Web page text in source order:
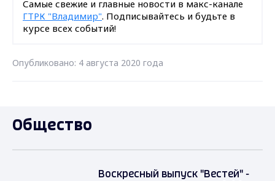
Самые свежие и главные новости в макс-канале
ГТРК "Владимир". Подписывайтесь и будьте в
курсе всех событий!
Опубликовано: 4 августа 2020 года
Общество
Воскресный выпуск "Вестей" -